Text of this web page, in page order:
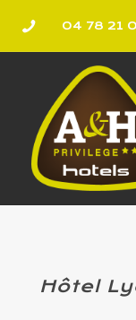
04 78 21
Hôtel